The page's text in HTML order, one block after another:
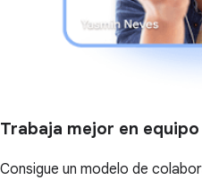
Trabaja mejor en equipo
Consigue un modelo de